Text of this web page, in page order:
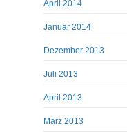
April 2014
Januar 2014
Dezember 2013
Juli 2013
April 2013
März 2013